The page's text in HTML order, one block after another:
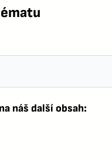
náš další obsah: